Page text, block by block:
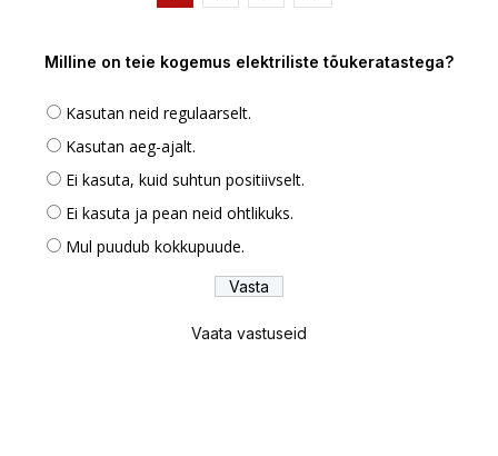
Milline on teie kogemus elektriliste tõukeratastega?
Kasutan neid regulaarselt.
Kasutan aeg-ajalt.
Ei kasuta, kuid suhtun positiivselt.
Ei kasuta ja pean neid ohtlikuks.
Mul puudub kokkupuude.
Vaata vastuseid